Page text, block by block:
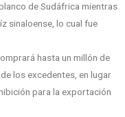
de Sudáfrica mientras
sinaloense, lo cual fue
hasta un millón de
los excedentes, en lugar
para la exportación